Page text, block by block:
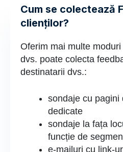
Cum se colectează
clienților?
Oferim mai multe
dvs. poate colecta
destinatarii dvs.:
sondaje cu pagini
dedicate
sondaje la fața
funcție de
e-mailuri cu link-